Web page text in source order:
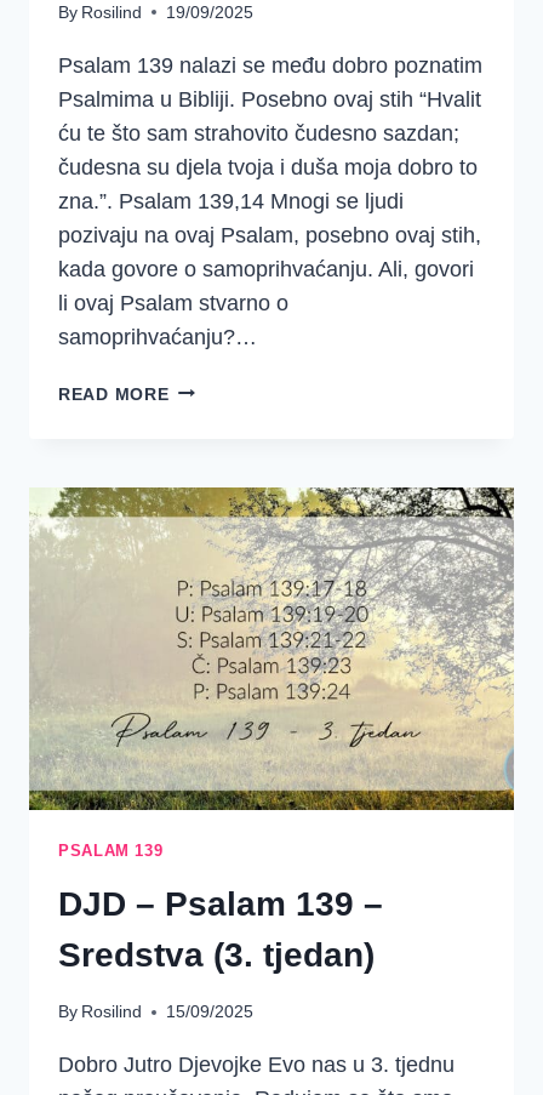
By Rosilind 19/09/2025
Psalam 139 nalazi se među dobro poznatim
Psalmima u Bibliji. Posebno ovaj stih “Hvalit
ću te što sam strahovito čudesno sazdan;
čudesna su djela tvoja i duša moja dobro to
zna.”. Psalam 139,14 Mnogi se ljudi
pozivaju na ovaj Psalam, posebno ovaj stih,
kada govore o samoprihvaćanju. Ali, govori
li ovaj Psalam stvarno o
samoprihvaćanju?…
READ MOREŠTO
GOVORI
O
SAMOPRIHVAĆANJU?
PSALAM 139
DJD – Psalam 139 –
Sredstva (3. tjedan)
By Rosilind 15/09/2025
Dobro Jutro Djevojke Evo nas u 3. tjednu